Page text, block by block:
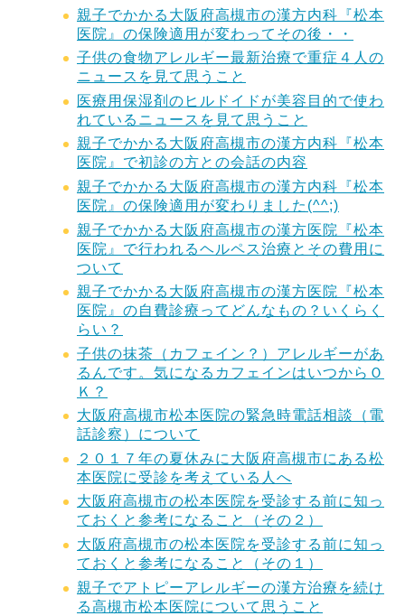
親子でかかる大阪府高槻市の漢方内科『松本
医院』の保険適用が変わってその後・・
子供の食物アレルギー最新治療で重症４人の
ニュースを見て思うこと
医療用保湿剤のヒルドイドが美容目的で使わ
れているニュースを見て思うこと
親子でかかる大阪府高槻市の漢方内科『松本
医院』で初診の方との会話の内容
親子でかかる大阪府高槻市の漢方内科『松本
医院』の保険適用が変わりました(^^;)
親子でかかる大阪府高槻市の漢方医院『松本
医院』で行われるヘルペス治療とその費用に
ついて
親子でかかる大阪府高槻市の漢方医院『松本
医院』の自費診療ってどんなもの？いくらく
らい？
子供の抹茶（カフェイン？）アレルギーがあ
るんです。気になるカフェインはいつからＯ
Ｋ？
大阪府高槻市松本医院の緊急時電話相談（電
話診察）について
２０１７年の夏休みに大阪府高槻市にある松
本医院に受診を考えている人へ
大阪府高槻市の松本医院を受診する前に知っ
ておくと参考になること（その２）
大阪府高槻市の松本医院を受診する前に知っ
ておくと参考になること（その１）
親子でアトピーアレルギーの漢方治療を続け
る高槻市松本医院について思うこと